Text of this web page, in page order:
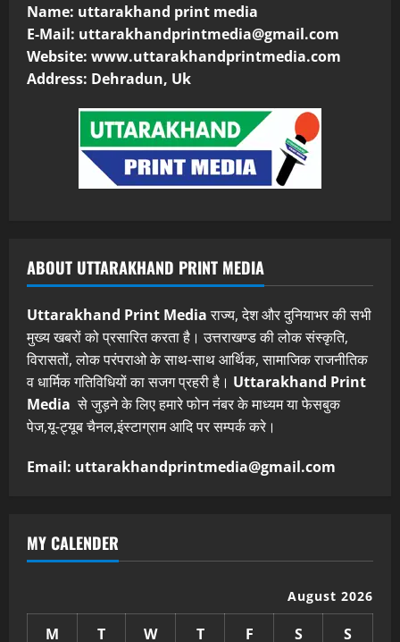
Name: uttarakhand print media
E-Mail: uttarakhandprintmedia@gmail.com
Website: www.uttarakhandprintmedia.com
Address: Dehradun, Uk
ABOUT UTTARAKHAND PRINT MEDIA
Uttarakhand Print Mediaराज्य, देश और दुनियाभर की सभी
मुख्य खबरों को प्रसारित करता है। उत्तराखण्ड की लोक संस्कृति,
विरासतों, लोक परंपराओ के साथ-साथ आर्थिक, सामाजिक राजनीतिक
व धार्मिक गतिविधियों का सजग प्रहरी है। Uttarakhand Print
Media से जुड़ने के लिए हमारे फोन नंबर के माध्यम या फेसबुक
पेज,यू-ट्यूब चैनल,इंस्टाग्राम आदि पर सम्पर्क करे।
Email: uttarakhandprintmedia@gmail.com
MY CALENDER
August 2026
M T W T F S S